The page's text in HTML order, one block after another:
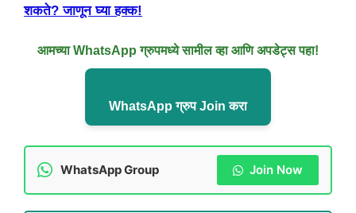
शकते? जाणून घ्या हक्क!
आमच्या WhatsApp ग्रुपमध्ये सामील व्हा आणि अपडेट्स पहा!
WhatsApp ग्रुप Join करा
WhatsApp Group Join Now